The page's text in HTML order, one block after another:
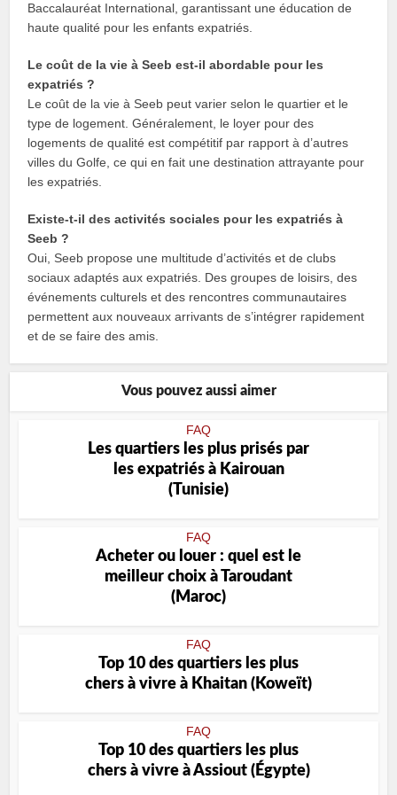
Baccalauréat International, garantissant une éducation de
haute qualité pour les enfants expatriés.
Le coût de la vie à Seeb est-il abordable pour les
expatriés ?
Le coût de la vie à Seeb peut varier selon le quartier et le
type de logement. Généralement, le loyer pour des
logements de qualité est compétitif par rapport à d’autres
villes du Golfe, ce qui en fait une destination attrayante pour
les expatriés.
Existe-t-il des activités sociales pour les expatriés à
Seeb ?
Oui, Seeb propose une multitude d’activités et de clubs
sociaux adaptés aux expatriés. Des groupes de loisirs, des
événements culturels et des rencontres communautaires
permettent aux nouveaux arrivants de s’intégrer rapidement
et de se faire des amis.
Vous pouvez aussi aimer
FAQ
Les quartiers les plus prisés par
les expatriés à Kairouan
(Tunisie)
FAQ
Acheter ou louer : quel est le
meilleur choix à Taroudant
(Maroc)
FAQ
Top 10 des quartiers les plus
chers à vivre à Khaitan (Koweït)
FAQ
Top 10 des quartiers les plus
chers à vivre à Assiout (Égypte)